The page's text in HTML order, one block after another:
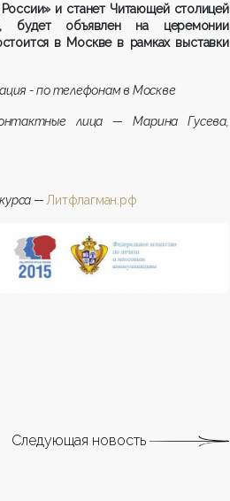
и станет Читающей столицей
будет объявлен на церемонии
в Москве в рамках выставки
- по телефонам в Москве
лица — Марина Гусева,
— Литфлагман.рф
Следующая новость